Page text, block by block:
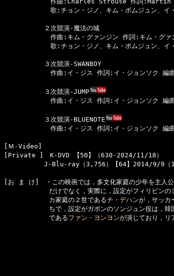
　　　　　　歌:チョン・ジノ、キム・ボムジュン、イ
  　　　　　２次競演-魔法の城
　　　　　　作曲:キム・グァンジン 作詞:キム・グ
　　　　　　歌:チョン・ジノ、キム・ボムジュン、イ
  　　　　　３次競演-SWANBOY
　　　　　　作曲:イ・ジス 作詞:イ・ジョンソク 編
  　　　　　３次競演-JUMP
　　　　　　作曲:イ・ジス 作詞:イ・ジョンソク 編
  　　　　　３次競演-BLUENOTE
　　　　　　作曲:イ・ジス 作詞:イ・ジョンソク 編
[Ｍ-Video]
[Private ]　K-DVD 【50】（630-2024/11/18）
[お ま け]　・この映画では，多文化家庭の少年を主人
だけでなく，実際に，設定がフィリピンのヨン
カ家庭の２世であるチ・デハンが，サッカ
ちで，設定がガボンのソンジュン役は，韓国－
であるファン・ヨンヨンが演じており，リ